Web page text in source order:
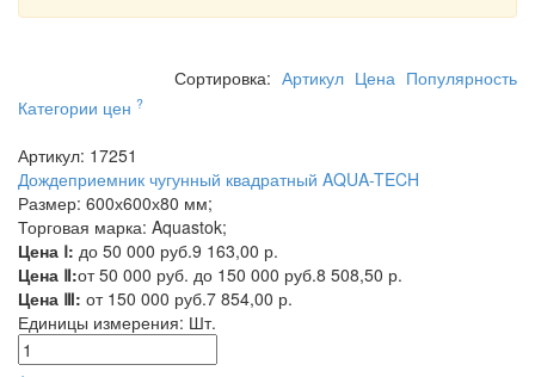
Сортировка: Артикул Цена Популярность
Категории цен ?
Артикул: 17251
Дождеприемник чугунный квадратный AQUA-TECH
Размер: 600х600х80 мм;
Торговая марка: Aquastok;
Цена Ⅰ: до 50 000 руб.9 163,00 р.
Цена Ⅱ:от 50 000 руб. до 150 000 руб.8 508,50 р.
Цена Ⅲ: от 150 000 руб.7 854,00 р.
Единицы измерения: Шт.